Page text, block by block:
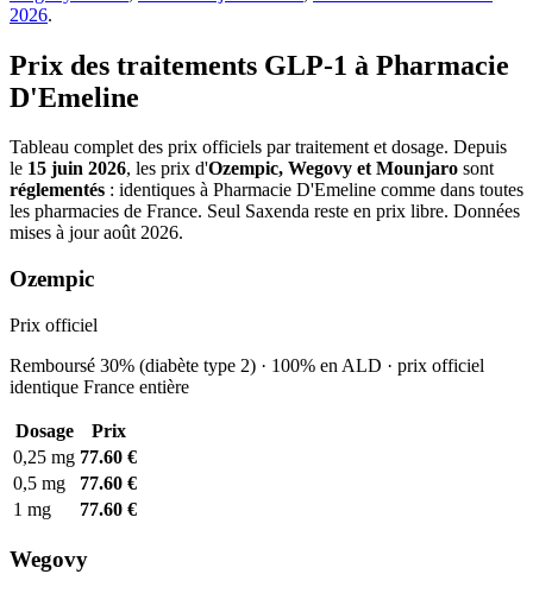
2026.
Prix des traitements GLP-1 à Pharmacie
D'Emeline
Tableau complet des prix officiels par traitement et dosage. Depuis
le 15 juin 2026, les prix d'Ozempic, Wegovy et Mounjaro sont
réglementés : identiques à Pharmacie D'Emeline comme dans toutes
les pharmacies de France. Seul Saxenda reste en prix libre. Données
mises à jour août 2026.
Ozempic
Prix officiel
Remboursé 30% (diabète type 2) · 100% en ALD · prix officiel
identique France entière
Dosage
Prix
0,25 mg 77.60 €
0,5 mg
77.60 €
1 mg
77.60 €
Wegovy